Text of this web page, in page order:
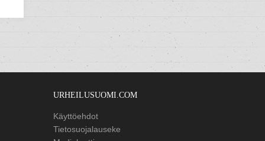
URHEILUSUOMI.COM
Käyttöehdot
Tietosuojalauseke